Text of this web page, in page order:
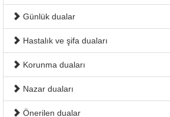
Günlük dualar
Hastalık ve şifa duaları
Korunma duaları
Nazar duaları
Önerilen dualar